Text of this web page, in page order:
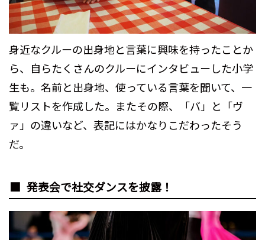
身近なクルーの出身地と言葉に興味を持ったことか
ら、自らたくさんのクルーにインタビューした小学
生も。名前と出身地、使っている言葉を聞いて、一
覧リストを作成した。またその際、「バ」と「ヴ
ァ」の違いなど、表記にはかなりこだわったそう
だ。
発表会で社交ダンスを披露！